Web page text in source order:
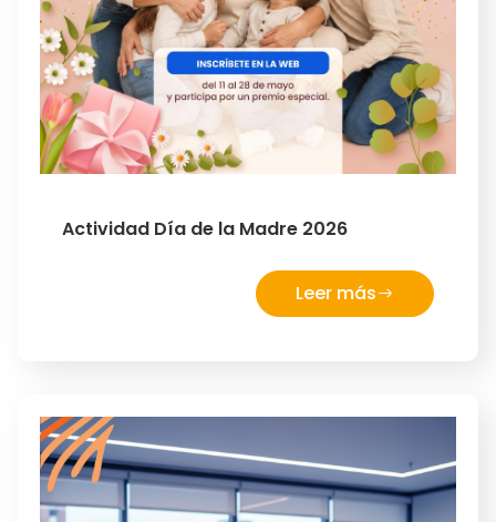
Actividad Día de la Madre 2026
Leer más